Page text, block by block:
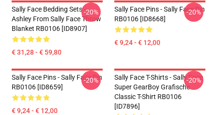
Sally Face Bedding Sets -
Ashley From Sally Face Throw
Blanket RB0106 [ID8907]
€ 31,28 - € 59,80
-20%
Sally Face Pins - Sally Face Pin
RB0106 [ID8668]
€ 9,24 - € 12,00
-20%
Sally Face Pins - Sally Face Pin
RB0106 [ID8659]
€ 9,24 - € 12,00
-20%
Sally Face T-Shirts - Sally Face
Super GearBoy Grafische
Classic T-Shirt RB0106
[ID7896]
-20%